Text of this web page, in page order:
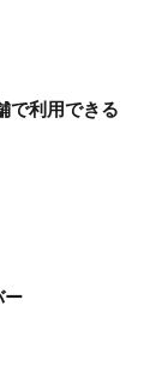
で利用できる
ー